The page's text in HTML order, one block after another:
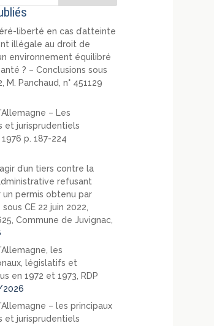
liberté en cas d’atteinte
illégale au droit de
environnement équilibré
? – Conclusions sous
Panchaud, n° 451129
– Les
et jurisprudentiels
p. 187-224
d’un tiers contre la
refusant
un permis obtenu par
CE 22 juin 2022,
Commune de Juvignac,
les
législatifs et
en 1972 et 1973, RDP
2026
– les principaux
et jurisprudentiels